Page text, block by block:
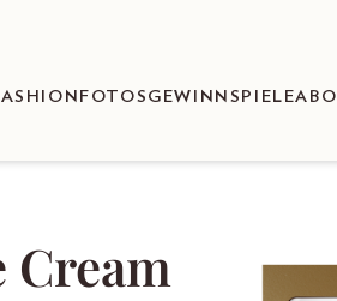
FOTOS GEWINNSPIELEABO
Cream